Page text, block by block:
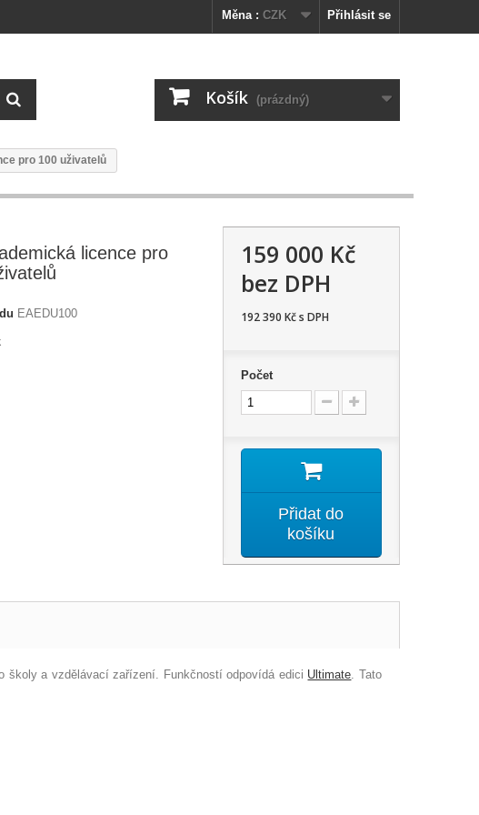
Přihlásit se
Měna : CZK
Košík (prázdný)
pro 100 uživatelů
licence pro
EAEDU100
159 000 Kč
bez DPH
192 390 Kčs DPH
Počet
Přidat do
košíku
školy a vzdělávací zařízení. Funkčností odpovídá edici Ultimate. Tato